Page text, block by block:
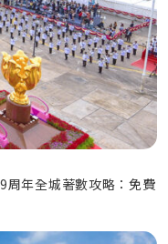
周年全城著數攻略：免費